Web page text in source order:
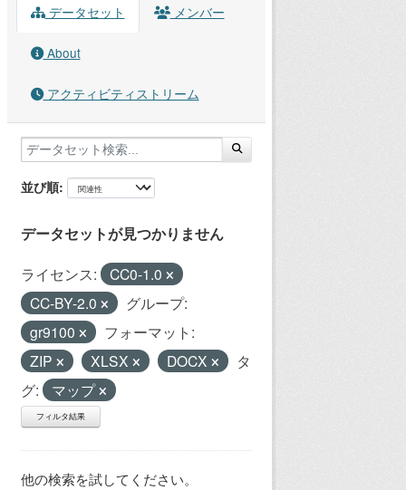
データセット メンバー
About
アクティビティストリーム
並び順
データセットが見つかりません
ライセンス:
CC0-1.0
CC-BY-2.0
グループ:
gr9100
フォーマット:
ZIP
XLSX DOCX
タ
グ:
マップ
フィルタ結果
他の検索を試してください。